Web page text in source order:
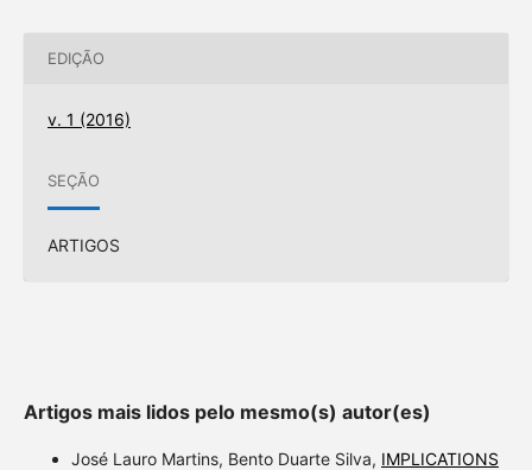
EDIÇÃO
v. 1 (2016)
SEÇÃO
ARTIGOS
Artigos mais lidos pelo mesmo(s) autor(es)
José Lauro Martins, Bento Duarte Silva, IMPLICATIONS